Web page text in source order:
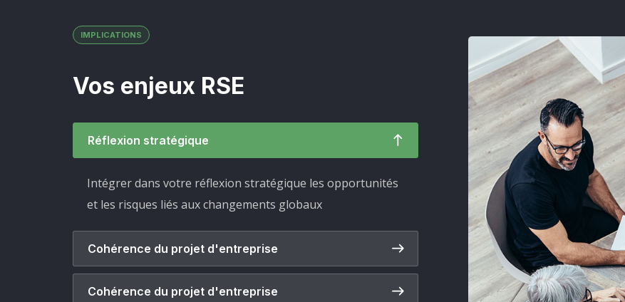
IMPLICATIONS
Vos enjeux RSE
Réflexion stratégique
Intégrer dans votre réflexion stratégique les opportunités
et les risques liés aux changements globaux
Cohérence du projet d'entreprise
Cohérence du projet d'entreprise